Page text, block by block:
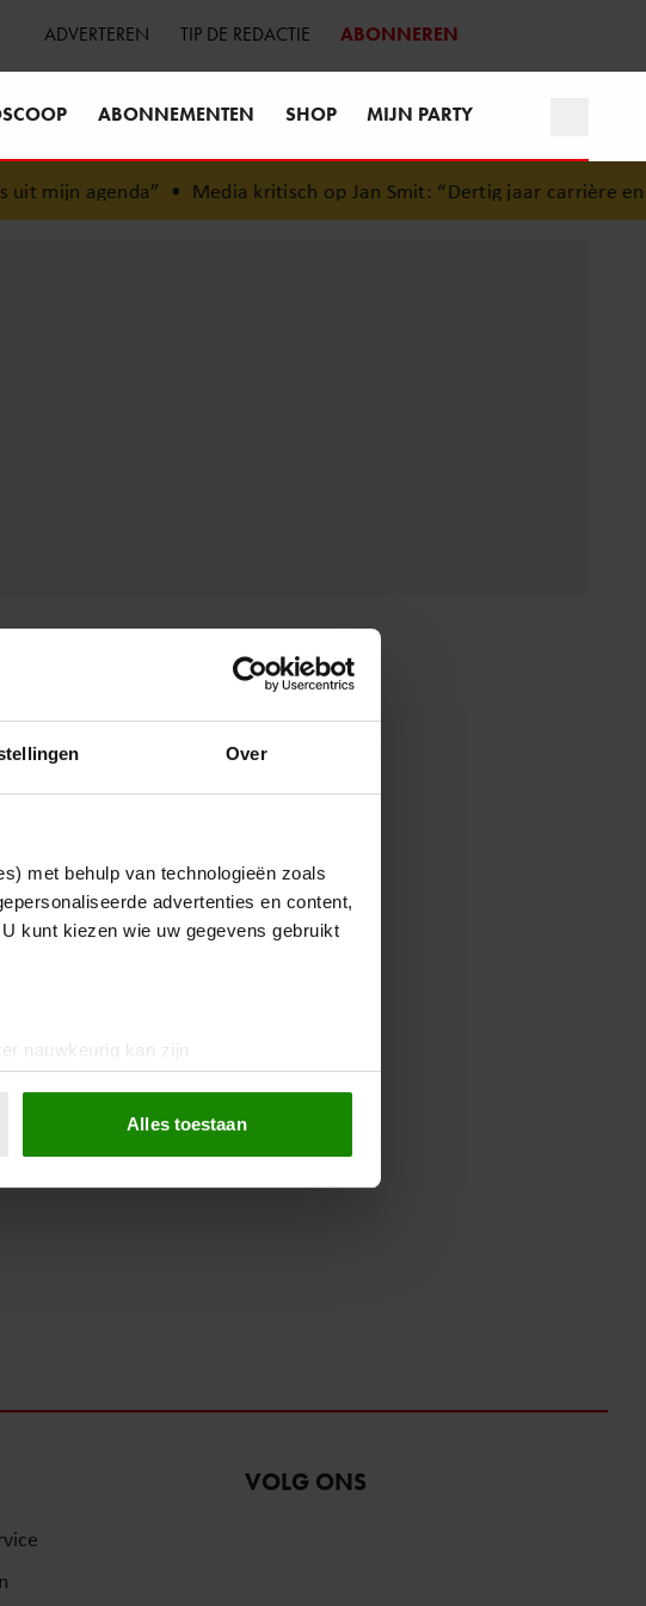
Over
met behulp van technologieën zoals
advertenties en content,
kunt kiezen wie uw gegevens gebruikt
nauwkeurig kan zijn
(fingerprinting)
Alles toestaan
ADVERTEREN TIP DE REDACTIE ABONNEREN
ABONNEMENTEN SHOP MIJN PARTY
mijn agenda”• Media kritisch op Jan Smit: “Dertig jaar carrière en
VOLG ONS